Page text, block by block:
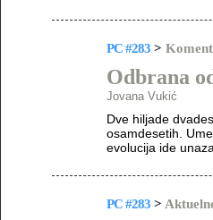
PC #283 >
Odbrana
Jovana Vukić
Dve hiljade
osamdesetih.
evolucija ide
PC #283 >